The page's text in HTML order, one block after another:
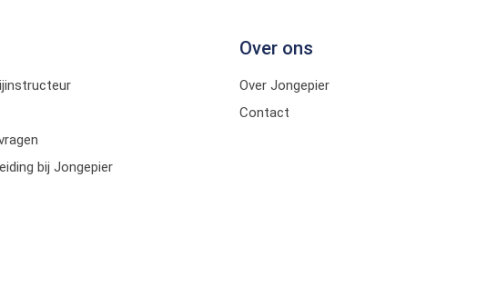
bij Jongepier
Over ons
Over Jongepier
Contact